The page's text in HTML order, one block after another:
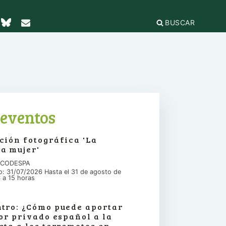
BUSCAR
LA COORDINADORA
por la solidaridad
la ciudadanía global
DE LA
EL
Feminista
Antiacoso
de
y
de Compras
igualdad
fotográfica 'La
mujer'
31/07/2026 Hasta el 31 de agosto de
15 horas
¿Cómo puede aportar
privado español a la